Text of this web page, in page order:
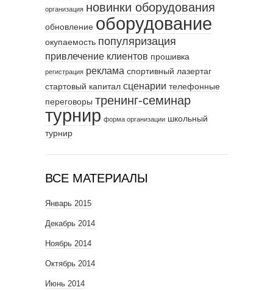
организация новинки оборудования
обновление оборудование
окупаемость популяризация
привлечение клиентов прошивка
регистрация реклама спортивный лазертаг
стартовый капитал сценарии телефонные
переговоры тренинг-семинар
турнир форма организации школьный
турнир
ВСЕ МАТЕРИАЛЫ
Январь 2015
Декабрь 2014
Ноябрь 2014
Октябрь 2014
Июнь 2014